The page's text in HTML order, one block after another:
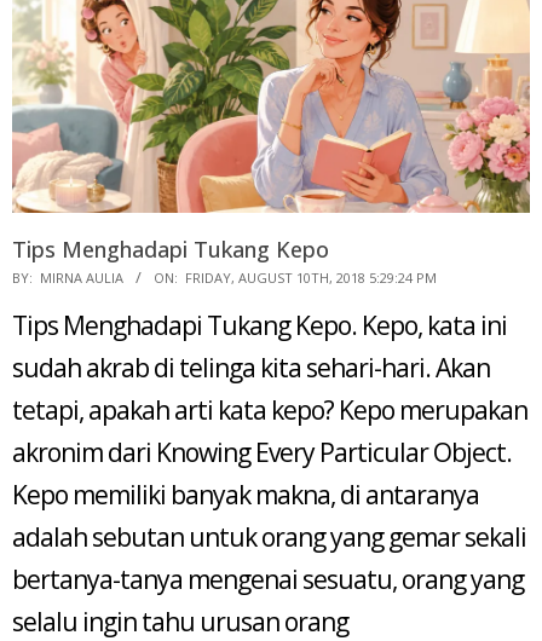
Tips Menghadapi Tukang Kepo
2018-
10
BY: MIRNA AULIA ON: FRIDAY, AUGUST 10TH, 2018 5:29:24 PM
Tips Menghadapi Tukang Kepo. Kepo, kata ini
sudah akrab di telinga kita sehari-hari. Akan
tetapi, apakah arti kata kepo? Kepo merupakan
akronim dari Knowing Every Particular Object.
Kepo memiliki banyak makna, di antaranya
adalah sebutan untuk orang yang gemar sekali
bertanya-tanya mengenai sesuatu, orang yang
selalu ingin tahu urusan orang